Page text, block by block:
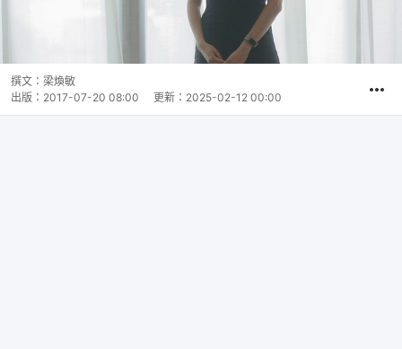
撰文： 梁煥敏
出版： 2017-07-20 08:00 更新： 2025-02-12 00:00